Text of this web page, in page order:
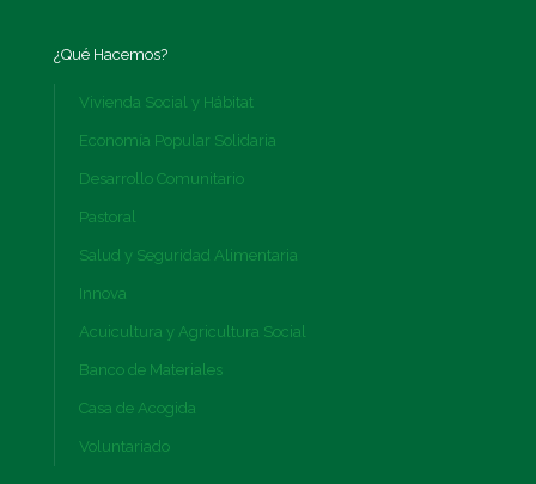
¿Qué Hacemos?
Vivienda Social y Hábitat
Economía Popular Solidaria
Desarrollo Comunitario
Pastoral
Salud y Seguridad Alimentaria
Innova
Acuicultura y Agricultura Social
Banco de Materiales
Casa de Acogida
Voluntariado